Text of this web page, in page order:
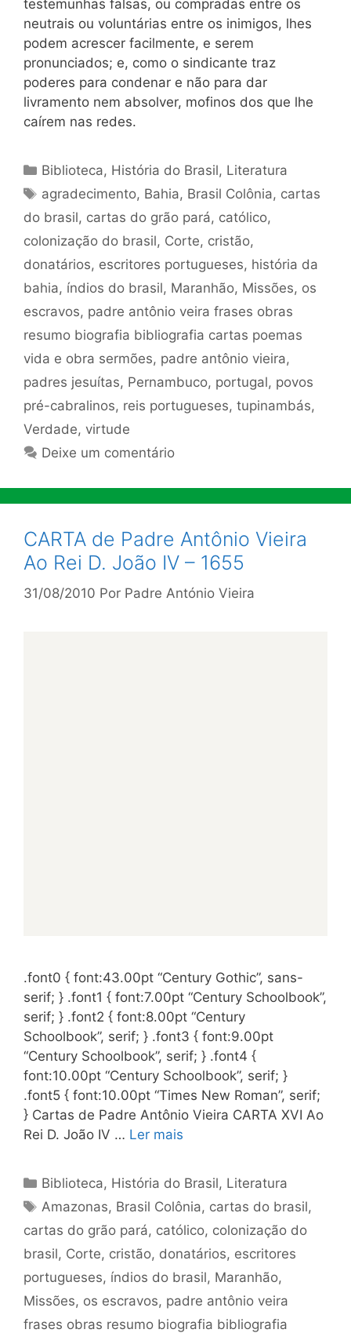
testemunhas falsas, ou compradas entre os
neutrais ou voluntárias entre os inimigos, lhes
podem acrescer facilmente, e serem
pronunciados; e, como o sindicante traz
poderes para condenar e não para dar
livramento nem absolver, mofinos dos que lhe
caírem nas redes.
Categorias
Biblioteca, História do Brasil, Literatura
Tags
agradecimento, Bahia, Brasil Colônia, cartas
do brasil, cartas do grão pará, católico,
colonização do brasil, Corte, cristão,
donatários, escritores portugueses, história da
bahia, índios do brasil, Maranhão, Missões, os
escravos, padre antônio veira frases obras
resumo biografia bibliografia cartas poemas
vida e obra sermões, padre antônio vieira,
padres jesuítas, Pernambuco, portugal, povos
pré-cabralinos, reis portugueses, tupinambás,
Verdade, virtude
Deixe um comentário
CARTA de Padre Antônio Vieira
Ao Rei D. João IV – 1655
31/08/2010 Por Padre António Vieira
.font0 { font:43.00pt “Century Gothic”, sans-
serif; } .font1 { font:7.00pt “Century Schoolbook”,
serif; } .font2 { font:8.00pt “Century
Schoolbook”, serif; } .font3 { font:9.00pt
“Century Schoolbook”, serif; } .font4 {
font:10.00pt “Century Schoolbook”, serif; }
.font5 { font:10.00pt “Times New Roman”, serif;
} Cartas de Padre Antônio Vieira CARTA XVI Ao
Rei D. João IV … Ler mais
Categorias
Biblioteca, História do Brasil, Literatura
Tags
Amazonas, Brasil Colônia, cartas do brasil,
cartas do grão pará, católico, colonização do
brasil, Corte, cristão, donatários, escritores
portugueses, índios do brasil, Maranhão,
Missões, os escravos, padre antônio veira
frases obras resumo biografia bibliografia